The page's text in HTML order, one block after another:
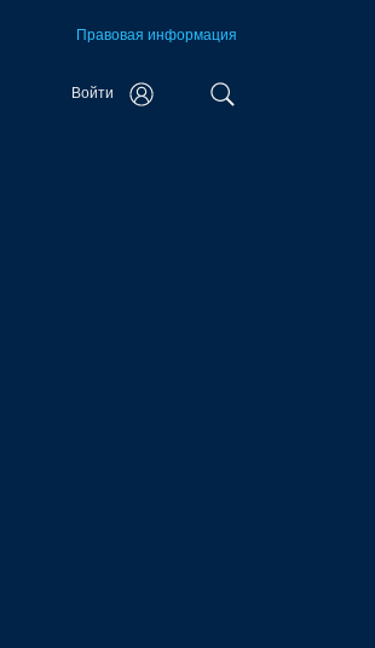
Правовая информация
Войти